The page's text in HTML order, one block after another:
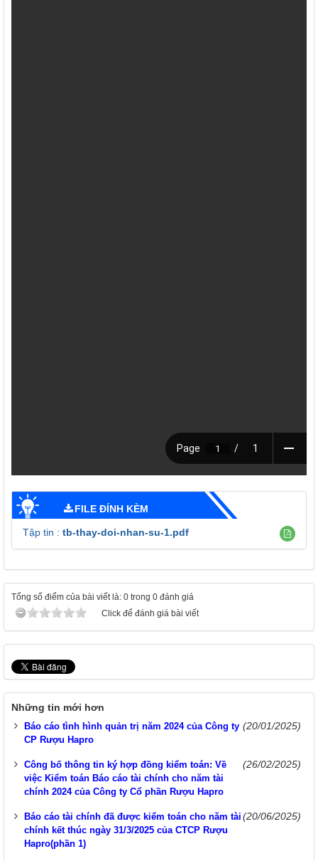
FILE ĐÍNH KÈM
Tập tin : tb-thay-doi-nhan-su-1.pdf
Tổng số điểm của bài viết là: 0 trong 0 đánh giá
Click để đánh giá bài viết
Những tin mới hơn
Báo cáo tình hình quản trị năm 2024 của Công ty
CP Rượu Hapro
(20/01/2025)
Công bố thông tin ký hợp đồng kiểm toán: Về
việc Kiểm toán Báo cáo tài chính cho năm tài
chính 2024 của Công ty Cổ phần Rượu Hapro
(26/02/2025)
Báo cáo tài chính đã được kiểm toán cho năm tài
chính kết thúc ngày 31/3/2025 của CTCP Rượu
Hapro(phần 1)
(20/06/2025)